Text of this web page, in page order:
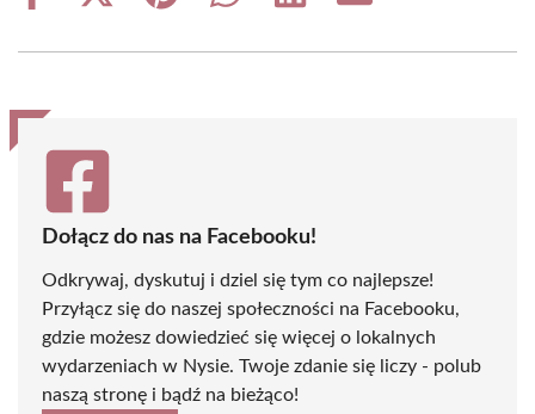
(Twitter)
Dołącz do nas na Facebooku!
Odkrywaj, dyskutuj i dziel się tym co najlepsze!
Przyłącz się do naszej społeczności na Facebooku,
gdzie możesz dowiedzieć się więcej o lokalnych
wydarzeniach w Nysie. Twoje zdanie się liczy - polub
naszą stronę i bądź na bieżąco!